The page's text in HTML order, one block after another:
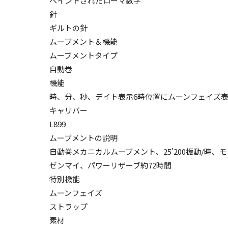
針
ギルトの針
ムーブメント＆機能
ムーブメントタイプ
自動巻
機能
時、分、秒、デイト表示6時位置にムーンフェイズ
キャリバー
L899
ムーブメントの説明
自動巻メカニカルムーブメント、25'200振動/時、
ゼンマイ、パワーリザーブ約72時間
特別機能
ムーンフェイズ
ストラップ
素材